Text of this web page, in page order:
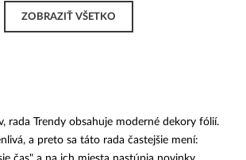
ZOBRAZIŤ VŠETKO
rada Trendy obsahuje moderné dekory fólií.
a preto sa táto rada častejšie mení: